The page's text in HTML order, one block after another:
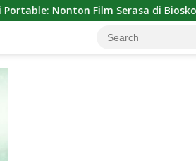
Serasa di Bioskop Pribadi Rumah